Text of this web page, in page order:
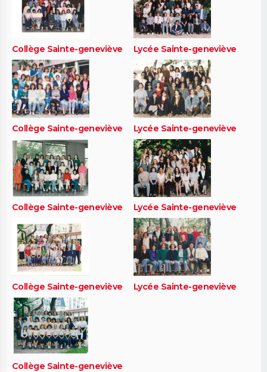
Collège Sainte-geneviève Lycée Sainte-geneviève
Collège Sainte-geneviève Lycée Sainte-geneviève
Collège Sainte-geneviève Lycée Sainte-geneviève
Collège Sainte-geneviève Lycée Sainte-geneviève
Collège Sainte-geneviève